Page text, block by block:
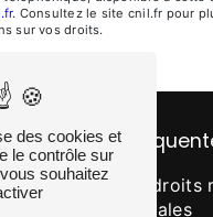
. Consultez le site cnil.fr pour
sur vos droits.
Recherches
- 2026 - Tous droits
Mentions légales
des cookies et
le contrôle sur
souhaitez